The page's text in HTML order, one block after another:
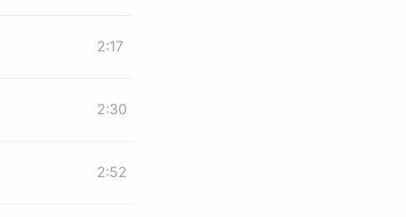
2:17
2:30
2:52